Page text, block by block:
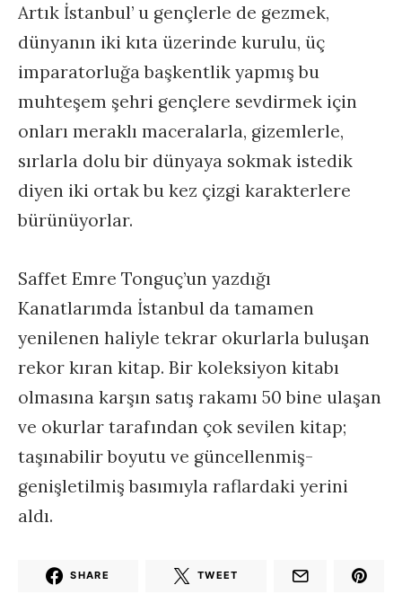
Artık İstanbul’ u gençlerle de gezmek,
dünyanın iki kıta üzerinde kurulu, üç
imparatorluğa başkentlik yapmış bu
muhteşem şehri gençlere sevdirmek için
onları meraklı maceralarla, gizemlerle,
sırlarla dolu bir dünyaya sokmak istedik
diyen iki ortak bu kez çizgi karakterlere
bürünüyorlar.
Saffet Emre Tonguç’un yazdığı
Kanatlarımda İstanbul da tamamen
yenilenen haliyle tekrar okurlarla buluşan
rekor kıran kitap. Bir koleksiyon kitabı
olmasına karşın satış rakamı 50 bine ulaşan
ve okurlar tarafından çok sevilen kitap;
taşınabilir boyutu ve güncellenmiş-
genişletilmiş basımıyla raflardaki yerini
aldı.
SHARE TWEET